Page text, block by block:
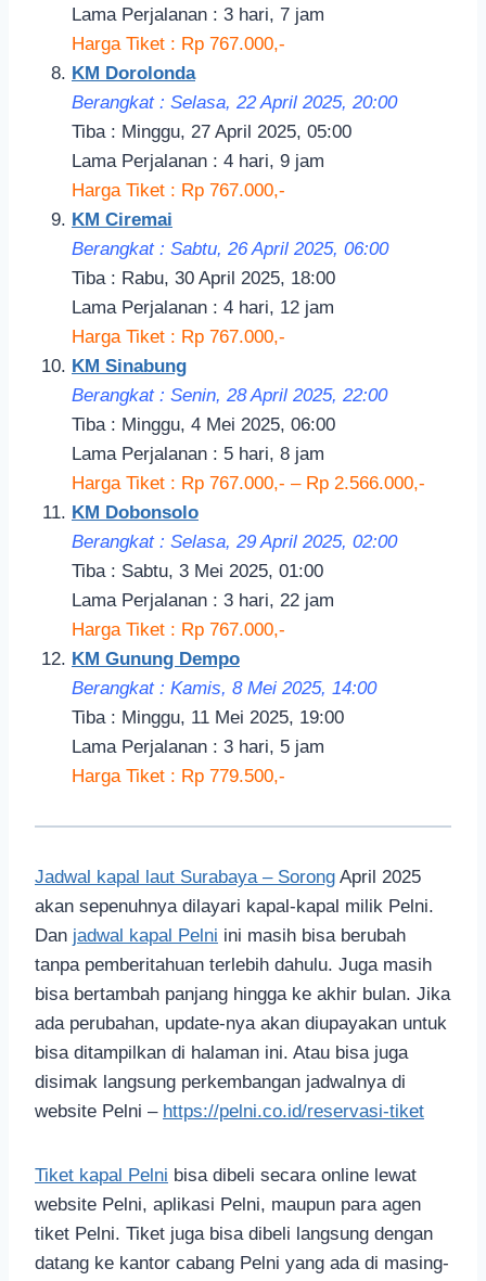
Lama Perjalanan : 3 hari, 7 jam
Harga Tiket : Rp 767.000,-
KM Dorolonda
Berangkat : Selasa, 22 April 2025, 20:00
Tiba : Minggu, 27 April 2025, 05:00
Lama Perjalanan : 4 hari, 9 jam
Harga Tiket : Rp 767.000,-
KM Ciremai
Berangkat : Sabtu, 26 April 2025, 06:00
Tiba : Rabu, 30 April 2025, 18:00
Lama Perjalanan : 4 hari, 12 jam
Harga Tiket : Rp 767.000,-
KM Sinabung
Berangkat : Senin, 28 April 2025, 22:00
Tiba : Minggu, 4 Mei 2025, 06:00
Lama Perjalanan : 5 hari, 8 jam
Harga Tiket : Rp 767.000,- – Rp 2.566.000,-
KM Dobonsolo
Berangkat : Selasa, 29 April 2025, 02:00
Tiba : Sabtu, 3 Mei 2025, 01:00
Lama Perjalanan : 3 hari, 22 jam
Harga Tiket : Rp 767.000,-
KM Gunung Dempo
Berangkat : Kamis, 8 Mei 2025, 14:00
Tiba : Minggu, 11 Mei 2025, 19:00
Lama Perjalanan : 3 hari, 5 jam
Harga Tiket : Rp 779.500,-
Jadwal kapal laut Surabaya – Sorong April 2025
akan sepenuhnya dilayari kapal-kapal milik Pelni.
Dan jadwal kapal Pelni ini masih bisa berubah
tanpa pemberitahuan terlebih dahulu. Juga masih
bisa bertambah panjang hingga ke akhir bulan. Jika
ada perubahan, update-nya akan diupayakan untuk
bisa ditampilkan di halaman ini. Atau bisa juga
disimak langsung perkembangan jadwalnya di
website Pelni – https://pelni.co.id/reservasi-tiket
Tiket kapal Pelni bisa dibeli secara online lewat
website Pelni, aplikasi Pelni, maupun para agen
tiket Pelni. Tiket juga bisa dibeli langsung dengan
datang ke kantor cabang Pelni yang ada di masing-